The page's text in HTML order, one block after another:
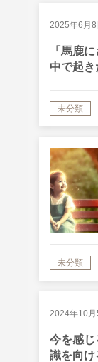
2025年6月8
「馬鹿
中で起き
未分類
未分類
2024年10月
今を感じ
識を向け